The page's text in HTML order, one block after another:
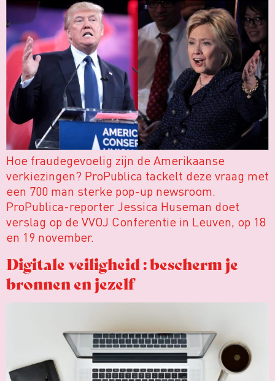
Hoe fraudegevoelig zijn de Amerikaanse
verkiezingen? ProPublica tackelt deze vraag met
een 700 man sterke pop-up newsroom.
ProPublica-reporter Jessica Huseman doet
verslag op de VVOJ Conferentie in Leuven, op 18
en 19 november.
Digitale veiligheid : bescherm je
bronnen en jezelf